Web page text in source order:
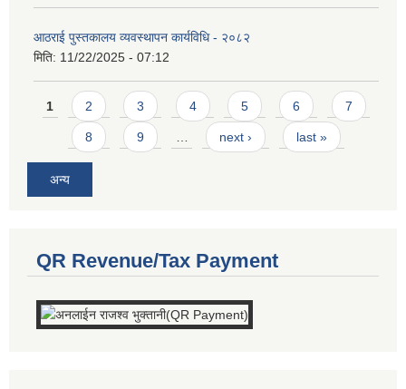
आठराई पुस्तकालय व्यवस्थापन कार्यविधि - २०८२
मिति: 11/22/2025 - 07:12
Pages
1 2 3 4 5 6 7
8 9 … next › last »
अन्य
QR Revenue/Tax Payment